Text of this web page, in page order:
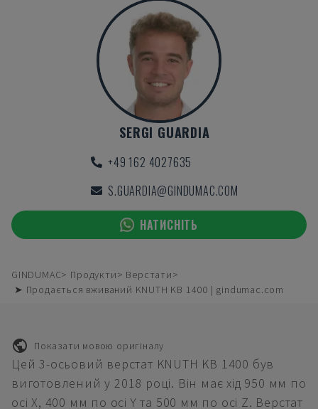
SERGI GUARDIA
+49 162 4027635
S.GUARDIA@GINDUMAC.COM
НАТИСНІТЬ
GINDUMAC Продукти
Верстати
➤ Продається вживаний KNUTH KB 1400 | gindumac.com
Показати мовою оригіналу
Цей 3-осьовий верстат KNUTH KB 1400 був
виготовлений у 2018 році. Він має хід 950 мм по
осі X, 400 мм по осі Y та 500 мм по осі Z. Верстат